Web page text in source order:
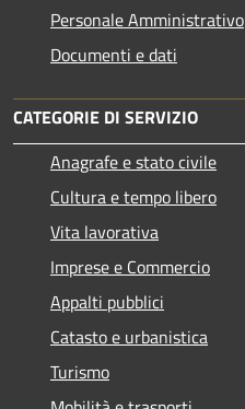
Personale Amministrativo
Documenti e dati
CATEGORIE DI SERVIZIO
Anagrafe e stato civile
Cultura e tempo libero
Vita lavorativa
Imprese e Commercio
Appalti pubblici
Catasto e urbanistica
Turismo